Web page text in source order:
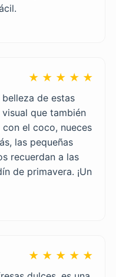
★ ★ ★ ★ ★
de estas
que también
el coco, nueces
las pequeñas
recuerdan a las
de primavera. ¡Un
★ ★ ★ ★ ★